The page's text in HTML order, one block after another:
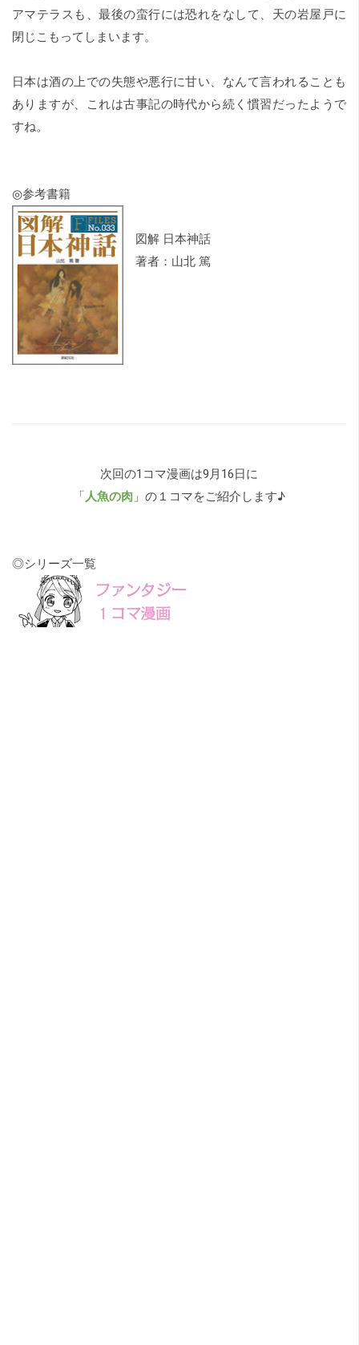
アマテラスも、最後の蛮行には恐れをなして、天の岩屋戸に
閉じこもってしまいます。
日本は酒の上での失態や悪行に甘い、なんて言われることも
ありますが、これは古事記の時代から続く慣習だったようで
すね。
◎参考書籍
図解 日本神話
著者：山北 篤
次回の1コマ漫画は9月16日に
「人魚の肉 」の１コマをご紹介します♪
◎シリーズ一覧